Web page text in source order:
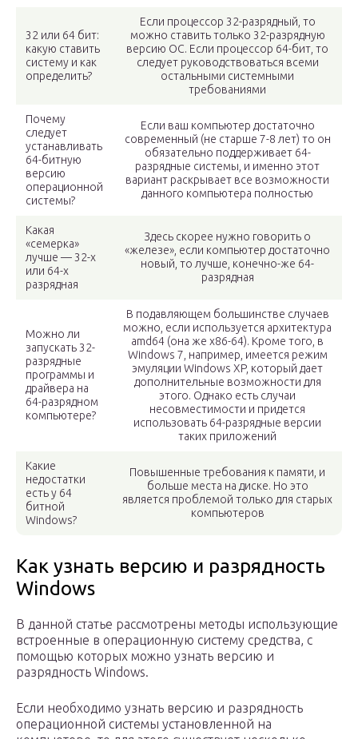
32 или 64 бит:
какую ставить
систему и как
определить?
Если процессор 32-разрядный, то
можно ставить только 32-разрядную
версию ОС. Если процессор 64-бит, то
следует руководствоваться всеми
остальными системными
требованиями
Почему
следует
устанавливать
64-битную
версию
операционной
системы?
Если ваш компьютер достаточно
современный (не старше 7-8 лет) то он
обязательно поддерживает 64-
разрядные системы, и именно этот
вариант раскрывает все возможности
данного компьютера полностью
Какая
«семерка»
лучше — 32-х
или 64-х
разрядная
Здесь скорее нужно говорить о
«железе», если компьютер достаточно
новый, то лучше, конечно-же 64-
разрядная
Можно ли
запускать 32-
разрядные
программы и
драйвера на
64-разрядном
компьютере?
В подавляющем большинстве случаев
можно, если используется архитектура
amd64 (она же x86-64). Кроме того, в
Windows 7, например, имеется режим
эмуляции Windows XP, который дает
дополнительные возможности для
этого. Однако есть случаи
несовместимости и придется
использовать 64-разрядные версии
таких приложений
Какие
недостатки
есть у 64
битной
Windows?
Повышенные требования к памяти, и
больше места на диске. Но это
является проблемой только для старых
компьютеров
Как узнать версию и разрядность
Windows
В данной статье рассмотрены методы использующие
встроенные в операционную систему средства, с
помощью которых можно узнать версию и
разрядность Windows.
Если необходимо узнать версию и разрядность
операционной системы установленной на